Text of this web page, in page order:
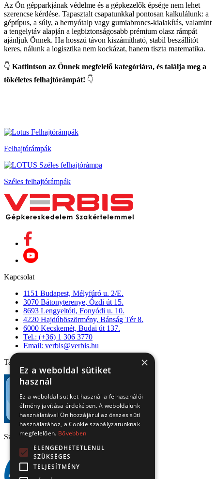
Az Ön gépparkjának védelme és a gépkezelők épsége nem lehet
szerencse kérdése. Tapasztalt csapatunkkal pontosan kalkulálunk: a
géptípus, a súly, a hernyótalp vagy gumiabroncs-kialakítás, valamint
a tengelytáv alapján a legbiztonságosabb prémium olasz rámpát
ajánljuk Önnek. Ha hosszú távon kiszámítható, stabil beszállítót
keres, nálunk a logisztika nem kockázat, hanem tiszta matematika.
👇 Kattintson az Önnek megfelelő kategóriára, és találja meg a
tökéletes felhajtórámpát! 👇
Felhajtórámpák
Széles felhajtórámpák
Kapcsolat
1151 Budapest, Mélyfúró u. 2/E.
3070 Bátonyterenye, Ózdi út 15.
8693 Lengyeltóti, Fonyódi u. 10.
4220 Hajdúböszörmény, Bánság Tér 8.
6000 Kecskemét, Budai út 137.
Tel.: (+36) 1 306 3770
Email: verbis@verbis.hu
Tanúsítványaink
Széchenyi 2020
×
Ez a weboldal sütiket
használ
Ez a weboldal sütiket használ a felhasználói
élmény javítása érdekében. A weboldalunk
használatával Ön hozzájárul az összes süti
használatához, a Cookie szabályzatunknak
megfelelően. Bővebben
ELENGEDHETETLENÜL
SZÜKSÉGES
TELJESÍTMÉNY